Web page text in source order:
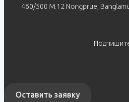
460/500 M.12 Nongprue,
Оставить заявку